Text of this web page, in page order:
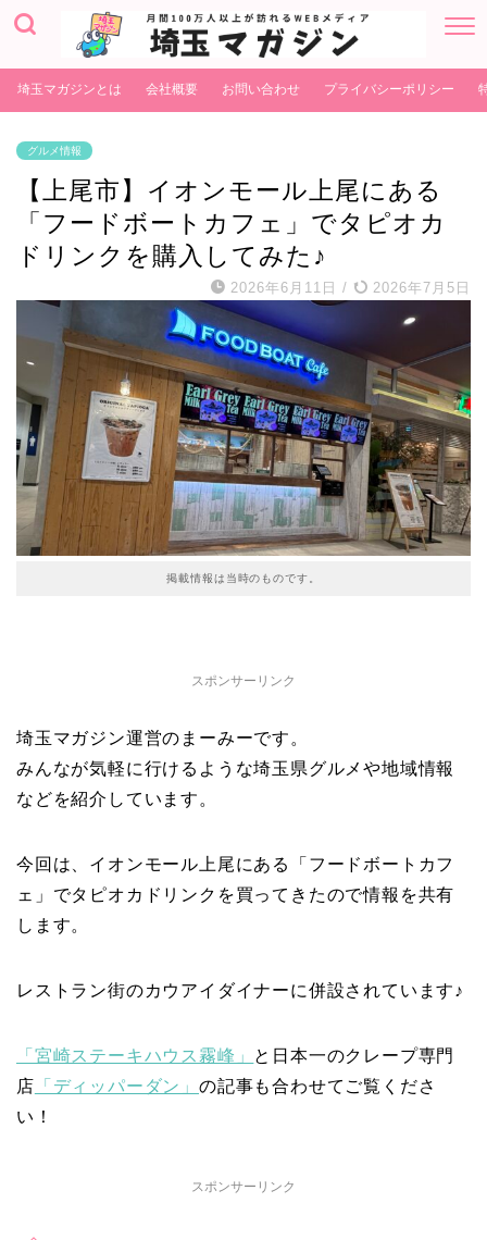
埼玉マガジンとは 会社概要 お問い合わせ プライバシーポリシー
グルメ情報
【上尾市】イオンモール上尾にある
「フードボートカフェ」でタピオカ
ドリンクを購入してみた♪
2026年6月11日 / 2026年7月5日
掲載情報は当時のものです。
スポンサーリンク
埼玉マガジン運営のまーみーです。
みんなが気軽に行けるような埼玉県グルメや地域情報
などを紹介しています。
今回は、イオンモール上尾にある「フードボートカフ
ェ 」でタピオカドリンクを買ってきたので情報を共有
します。
レストラン街のカウアイダイナーに併設されています♪
「宮崎ステーキハウス霧峰」 と日本一のクレープ専門
店 「ディッパーダン」の記事も合わせてご覧くださ
い！
スポンサーリンク